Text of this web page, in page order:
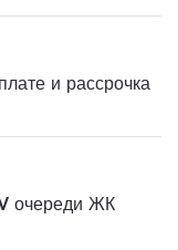
и рассрочка
очереди ЖК